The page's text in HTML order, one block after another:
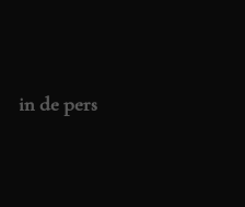
in de pers